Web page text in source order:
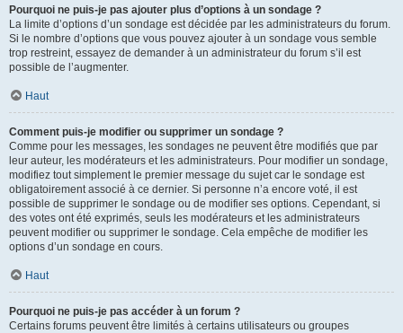
Pourquoi ne puis-je pas ajouter plus d’options à un sondage ?
La limite d’options d’un sondage est décidée par les administrateurs du forum.
Si le nombre d’options que vous pouvez ajouter à un sondage vous semble
trop restreint, essayez de demander à un administrateur du forum s’il est
possible de l’augmenter.
Haut
Comment puis-je modifier ou supprimer un sondage ?
Comme pour les messages, les sondages ne peuvent être modifiés que par
leur auteur, les modérateurs et les administrateurs. Pour modifier un sondage,
modifiez tout simplement le premier message du sujet car le sondage est
obligatoirement associé à ce dernier. Si personne n’a encore voté, il est
possible de supprimer le sondage ou de modifier ses options. Cependant, si
des votes ont été exprimés, seuls les modérateurs et les administrateurs
peuvent modifier ou supprimer le sondage. Cela empêche de modifier les
options d’un sondage en cours.
Haut
Pourquoi ne puis-je pas accéder à un forum ?
Certains forums peuvent être limités à certains utilisateurs ou groupes